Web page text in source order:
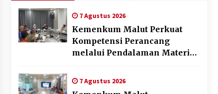
7 Agustus 2026
Kemenkum Malut Perkuat
Kompetensi Perancang
melalui Pendalaman Materi
Daerah
7 Agustus 2026